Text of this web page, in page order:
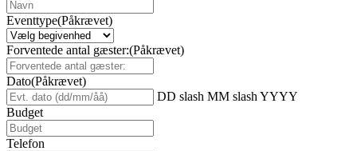
Eventtype(Påkrævet)
Forventede antal gæster:(Påkrævet)
Dato(Påkrævet)
DD slash MM slash YYYY
Budget
Telefon